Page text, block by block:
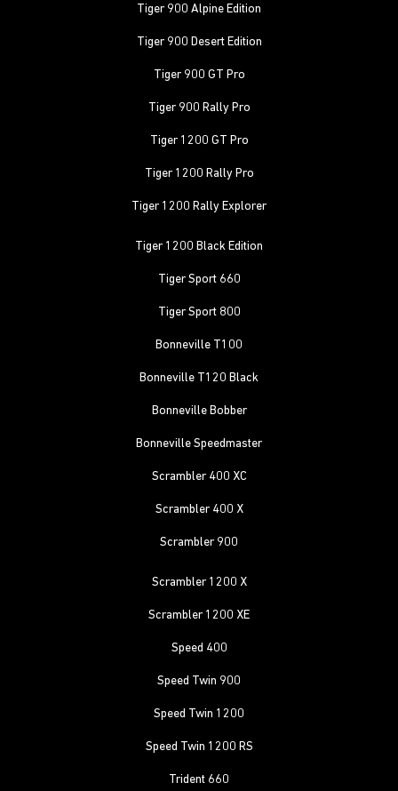
Tiger 900 Alpine Edition
Tiger 900 Desert Edition
Tiger 900 GT Pro
Tiger 900 Rally Pro
Tiger 1200 GT Pro
Tiger 1200 Rally Pro
Tiger 1200 Rally Explorer
Tiger 1200 Black Edition
Tiger Sport 660
Tiger Sport 800
Bonneville T100
Bonneville T120 Black
Bonneville Bobber
Bonneville Speedmaster
Scrambler 400 XC
Scrambler 400 X
Scrambler 900
Scrambler 1200 X
Scrambler 1200 XE
Speed 400
Speed Twin 900
Speed Twin 1200
Speed Twin 1200 RS
Trident 660